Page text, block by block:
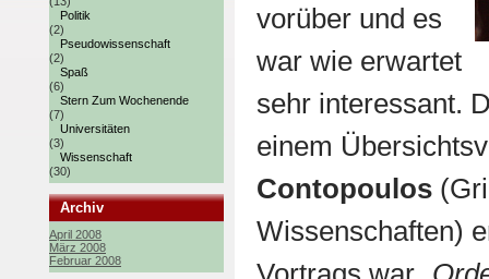
Politik
(2)
Pseudowissenschaft
(2)
Spaß
(6)
Stern Zum Wochenende
(7)
Universitäten
(3)
Wissenschaft
(30)
Archiv
April 2008
März 2008
Februar 2008
vorüber und es
war wie erwartet
sehr interessant.
einem
Contopoulos
Wissenschaften)